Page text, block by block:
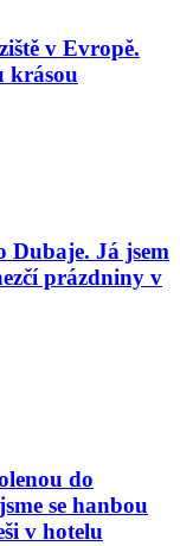
v Evropě.
krásou
Dubaje. Já jsem
prázdniny v
do
se hanbou
v hotelu